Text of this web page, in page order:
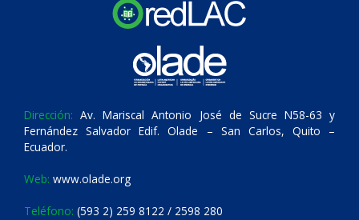
Dirección: Av. Mariscal Antonio José de Sucre N58-63 y
Fernández Salvador Edif. Olade – San Carlos, Quito –
Ecuador.
Web: www.olade.org
Teléfono: (593 2) 259 8122 / 2598 280